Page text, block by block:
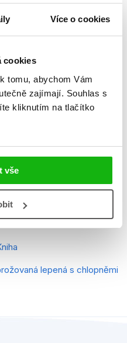
Více o cookies
cookies
tomu, abychom Vám
zajímají. Souhlas s
kliknutím na tlačítko
vše
Ukázka.pdf
05.06.2017
Men Tell No Tales
lepená s chlopněmi